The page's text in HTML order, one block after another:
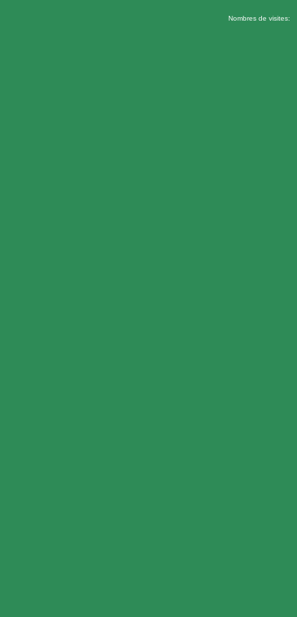
Nombres de visites: